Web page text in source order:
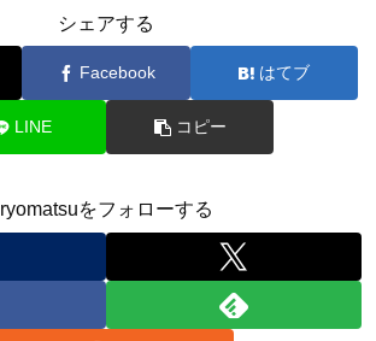
シェアする
Facebook はてブ
LINE コピー
ryomatsuをフォローする